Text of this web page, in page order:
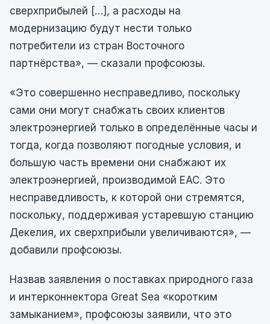
сверхприбылей […], а расходы на
модернизацию будут нести только
потребители из стран Восточного
партнёрства», — сказали профсоюзы.
«Это совершенно несправедливо, поскольку
сами они могут снабжать своих клиентов
электроэнергией только в определённые часы и
тогда, когда позволяют погодные условия, и
большую часть времени они снабжают их
электроэнергией, производимой EAC. Это
несправедливость, к которой они стремятся,
поскольку, поддерживая устаревшую станцию
Декелия, их сверхприбыли увеличиваются», —
добавили профсоюзы.
Назвав заявления о поставках природного газа
и интерконнектора Great Sea «коротким
замыканием», профсоюзы заявили, что это